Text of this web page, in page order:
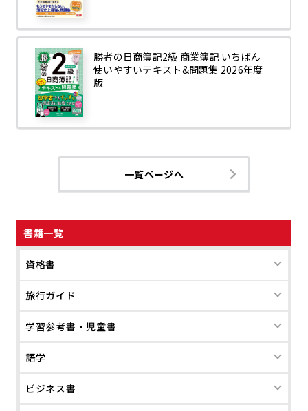
書籍一覧
資格書
旅行ガイド
学習参考書・児童書
語学
ビジネス書
勝者の日商簿記2級 商業簿記 いちばん
使いやすいテキスト&問題集 2026年度
版
一覧ページへ